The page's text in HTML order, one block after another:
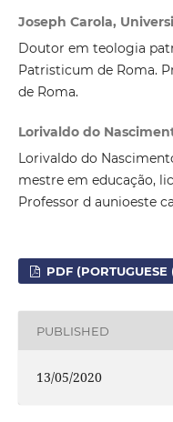
Joseph Carola,
Doutor em teologia
Patristicum de Roma.
de Roma.
Lorivaldo do
Lorivaldo do
mestre em educação,
Professor d aunioeste
PDF
PUBLISHED
13/05/2020